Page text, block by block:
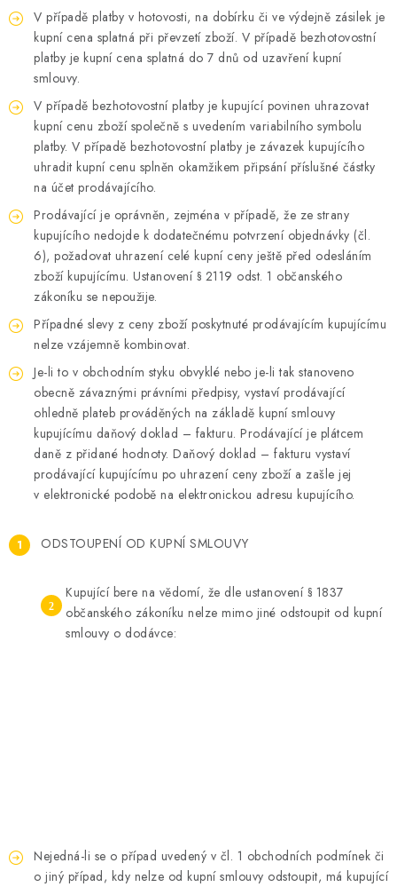
V případě platby v hotovosti, na dobírku či ve výdejně zásilek je
kupní cena splatná při převzetí zboží. V případě bezhotovostní
platby je kupní cena splatná do 7 dnů od uzavření kupní
smlouvy.
V případě bezhotovostní platby je kupující povinen uhrazovat
kupní cenu zboží společně s uvedením variabilního symbolu
platby. V případě bezhotovostní platby je závazek kupujícího
uhradit kupní cenu splněn okamžikem připsání příslušné částky
na účet prodávajícího.
Prodávající je oprávněn, zejména v případě, že ze strany
kupujícího nedojde k dodatečnému potvrzení objednávky (čl.
6), požadovat uhrazení celé kupní ceny ještě před odesláním
zboží kupujícímu. Ustanovení § 2119 odst. 1 občanského
zákoníku se nepoužije.
Případné slevy z ceny zboží poskytnuté prodávajícím kupujícímu
nelze vzájemně kombinovat.
Je-li to v obchodním styku obvyklé nebo je-li tak stanoveno
obecně závaznými právními předpisy, vystaví prodávající
ohledně plateb prováděných na základě kupní smlouvy
kupujícímu daňový doklad – fakturu. Prodávající je plátcem
daně z přidané hodnoty. Daňový doklad – fakturu vystaví
prodávající kupujícímu po uhrazení ceny zboží a zašle jej
v elektronické podobě na elektronickou adresu kupujícího.
ODSTOUPENÍ OD KUPNÍ SMLOUVY
Kupující bere na vědomí, že dle ustanovení § 1837
občanského zákoníku nelze mimo jiné odstoupit od kupní
smlouvy o dodávce:
Nejedná-li se o případ uvedený v čl. 1 obchodních podmínek či
o jiný případ, kdy nelze od kupní smlouvy odstoupit, má kupující